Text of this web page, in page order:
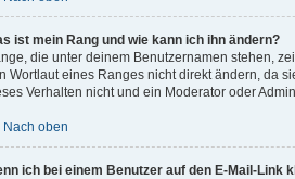
ist mein Rang und wie kann ich ihn ändern?
die unter deinem Benutzernamen stehen,
Wortlaut eines Ranges nicht direkt ändern, da
Verhalten nicht und ein Moderator oder
Nach oben
ich bei einem Benutzer auf den E-Mail-